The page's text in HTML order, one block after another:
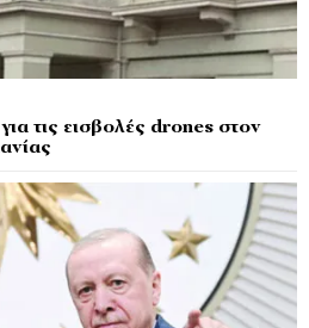
τις εισβολές drones στον